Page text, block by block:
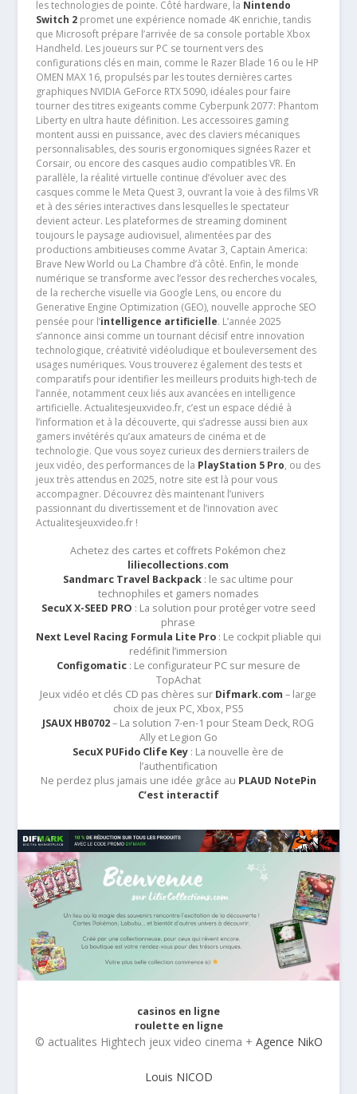
les technologies de pointe. Côté hardware, la Nintendo
Switch 2promet une expérience nomade 4K enrichie, tandis
que Microsoft prépare l’arrivée de sa console portable Xbox
Handheld. Les joueurs sur PC se tournent vers des
configurations clés en main, comme le Razer Blade 16 ou le HP
OMEN MAX 16, propulsés par les toutes dernières cartes
graphiques NVIDIA GeForce RTX 5090, idéales pour faire
tourner des titres exigeants comme Cyberpunk 2077: Phantom
Liberty en ultra haute définition. Les accessoires gaming
montent aussi en puissance, avec des claviers mécaniques
personnalisables, des souris ergonomiques signées Razer et
Corsair, ou encore des casques audio compatibles VR. En
parallèle, la réalité virtuelle continue d’évoluer avec des
casques comme le Meta Quest 3, ouvrant la voie à des films VR
et à des séries interactives dans lesquelles le spectateur
devient acteur. Les plateformes de streaming dominent
toujours le paysage audiovisuel, alimentées par des
productions ambitieuses comme Avatar 3, Captain America:
Brave New World ou La Chambre d’à côté. Enfin, le monde
numérique se transforme avec l’essor des recherches vocales,
de la recherche visuelle via Google Lens, ou encore du
Generative Engine Optimization (GEO), nouvelle approche SEO
pensée pour l’intelligence artificielle. L’année 2025
s’annonce ainsi comme un tournant décisif entre innovation
technologique, créativité vidéoludique et bouleversement des
usages numériques. Vous trouverez également des tests et
comparatifs pour identifier les meilleurs produits high-tech de
l’année, notamment ceux liés aux avancées en intelligence
artificielle. Actualitesjeuxvideo.fr, c’est un espace dédié à
l’information et à la découverte, qui s’adresse aussi bien aux
gamers invétérés qu’aux amateurs de cinéma et de
technologie. Que vous soyez curieux des derniers trailers de
jeux vidéo, des performances de la PlayStation 5 Pro, ou des
jeux très attendus en 2025, notre site est là pour vous
accompagner. Découvrez dès maintenant l’univers
passionnant du divertissement et de l’innovation avec
Actualitesjeuxvideo.fr !
Achetez des cartes et coffrets Pokémon chez
liliecollections.com
Sandmarc Travel Backpack : le sac ultime pour
technophiles et gamers nomades
SecuX X-SEED PRO : La solution pour protéger votre seed
phrase
Next Level Racing Formula Lite Pro: Le cockpit pliable qui
redéfinit l’immersion
Configomatic: Le configurateur PC sur mesure de
TopAchat
Jeux vidéo et clés CD pas chères sur Difmark.com – large
choix de jeux PC, Xbox, PS5
JSAUX HB0702– La solution 7-en-1 pour Steam Deck, ROG
Ally et Legion Go
SecuX PUFido Clife Key : La nouvelle ère de
l’authentification
Ne perdez plus jamais une idée grâce au PLAUD NotePin
C’est interactif
casinos en ligne
roulette en ligne
© actualites Hightech jeux video cinema + Agence NikO
Louis NICOD